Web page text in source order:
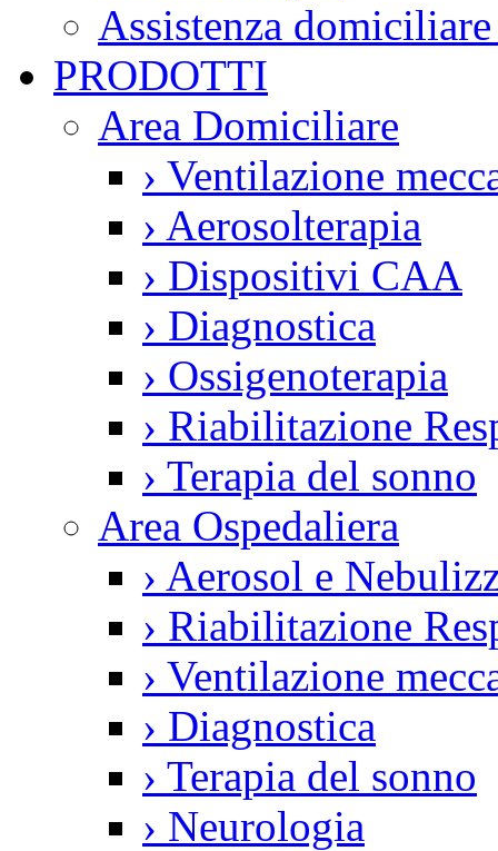
Assistenza
PRODOTTI
Area Domiciliare
› Ventilazione
› Aerosolterapia
› Dispositivi CAA
› Diagnostica
› Ossigenoterapia
› Riabilitazione
› Terapia del sonno
Area Ospedaliera
› Aerosol e
› Riabilitazione
› Ventilazione
› Diagnostica
› Terapia del sonno
› Neurologia